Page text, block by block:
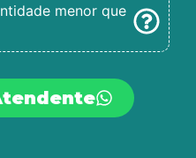
menor que